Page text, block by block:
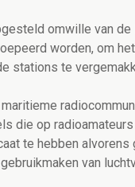
omwille van
worden, om
stations te
die op
te hebben
van